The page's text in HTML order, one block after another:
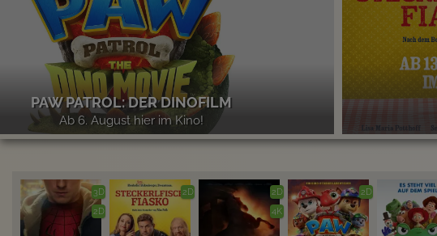
PAW PATROL: DER DINOFILM
Ab 6. August hier im Kino!
3D
2D
2D
2D
4K
2D